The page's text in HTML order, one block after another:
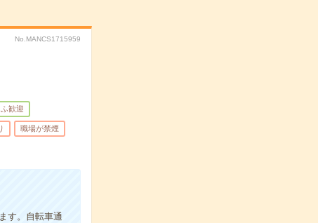
No.MANCS1715959
歓迎
職場が禁煙
す。自転車通